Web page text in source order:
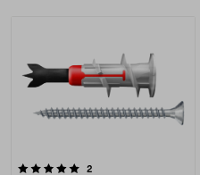
2recensioner
4.5 av 5 stjärnor